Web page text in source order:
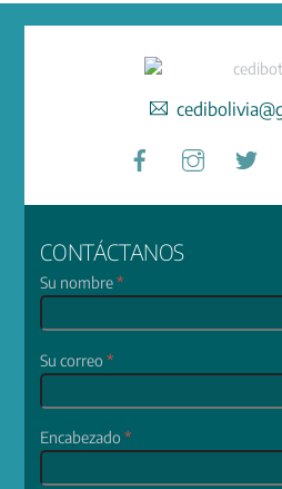
Facebook
CONTÁCTANOS
Su nombre*
Su correo*
Encabezado*